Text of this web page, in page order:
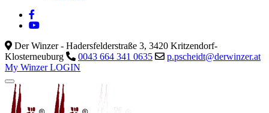
Der Winzer - Hadersfelderstraße 3, 3420 Kritzendorf-
Klosterneuburg
0043 664 341 0635
p.pscheidt@derwinzer.at
My Winzer LOGIN